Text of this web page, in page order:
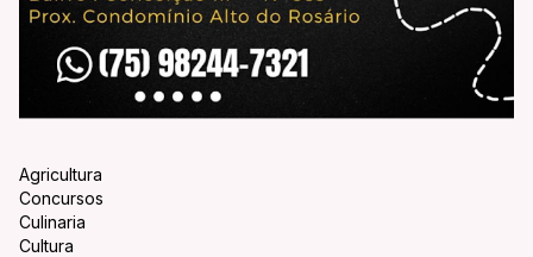
Agricultura
Concursos
Culinaria
Cultura